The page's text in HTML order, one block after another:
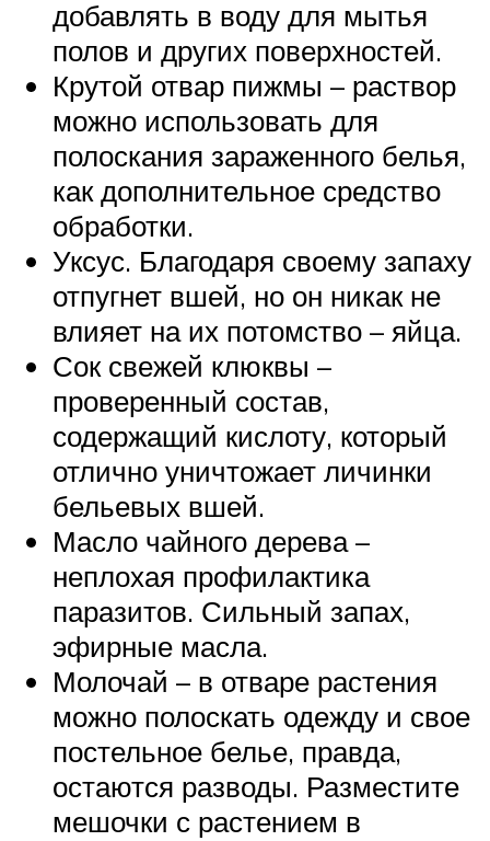
добавлять в воду для мытья
полов и других поверхностей.
Крутой отвар пижмы – раствор
можно использовать для
полоскания зараженного белья,
как дополнительное средство
обработки.
Уксус. Благодаря своему запаху
отпугнет вшей, но он никак не
влияет на их потомство – яйца.
Сок свежей клюквы –
проверенный состав,
содержащий кислоту, который
отлично уничтожает личинки
бельевых вшей.
Масло чайного дерева –
неплохая профилактика
паразитов. Сильный запах,
эфирные масла.
Молочай – в отваре растения
можно полоскать одежду и свое
постельное белье, правда,
остаются разводы. Разместите
мешочки с растением в